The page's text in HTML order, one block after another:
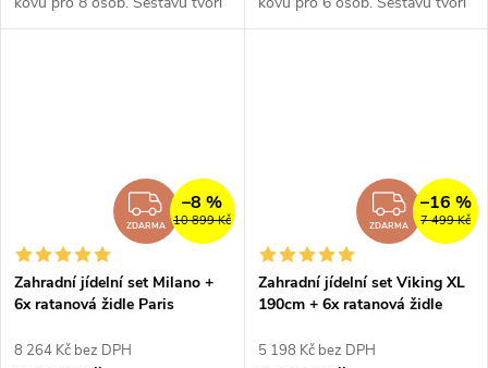
moderní kovový stůl a 8
moderní kovový stůl a 6
ZDARMA
ZDARMA 10 899 Kč
–8 %
Zahradní jídelní set Milano +
6x ratanová židle Paris
8 264 Kč bez DPH
ZDARMA 7 499 Kč
–16 %
Zahradní jídelní set Viking XL
190cm + 6x ratanová židle
5 198 Kč bez DPH